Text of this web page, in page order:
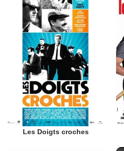
Les Doigts croches